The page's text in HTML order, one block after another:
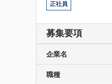
正社員
募集要項
企業名
職種